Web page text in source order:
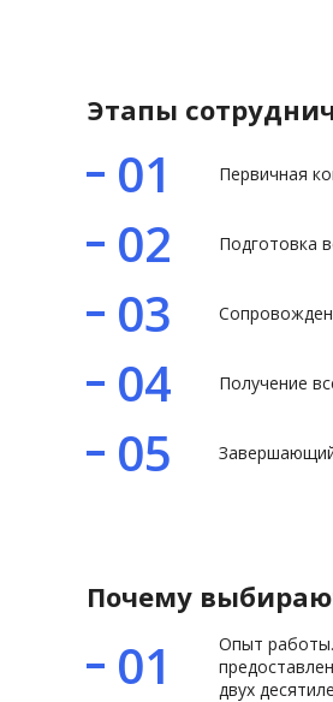
Этапы
01 Первичная
02 Подготовка
03
04 Получение
05
Почему
01
Опыт
двух